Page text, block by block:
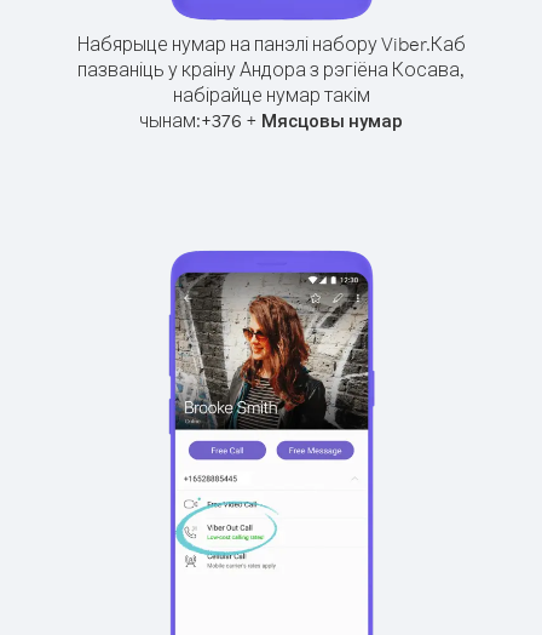
Набярыце нумар на панэлі набору Viber.Каб
пазваніць у краіну Андора з рэгіёна Косава,
набірайце нумар такім
чынам:+376 + Мясцовы нумар